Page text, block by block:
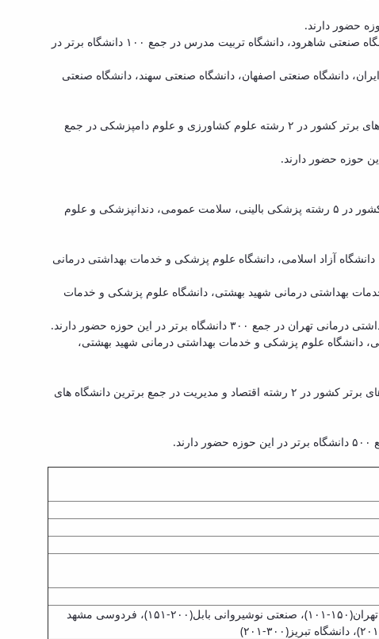
در رشته مهندسی معدن، دانشگاه تهران، دانشگاه آزاد اسلامی، دانشگاه صنعتی امیرکبیر، دانشگاه صنعتی اصفهان، دانشگاه باهنر کرمان، دانشگاه صنعتی شاهرود، دانشگاه تربیت مدرس در جمع ۱۰۰ دانشگاه برتر در
دانشگاه صنعتی اصفهان، دانشگاه صنعتی سهند، دانشگاه صنعتی
سرپرست ISC گفت: در رتبه بندی موضوعی شانگهای، رتبه بندی حوزه علوم زیستی در ۴رشته صورت پذیرفته است که شاهد حضور دانشگاه های برتر کشور در ۲ رشته علوم کشاورزی و علوم دامپزشکی در جمع
وی گفت: در رتبه بندی موضوعی شانگهای، رتبه بندی حوزه علوم پزشکی در ۶ رشته صورت پذیرفته است که شاهد حضور دانشگاه های برتر کشور در ۵ رشته پزشکی بالینی، سلامت عمومی، دندانپزشکی و علوم
آزاد اسلامی، دانشگاه علوم پزشکی و خدمات بهداشتی درمانی
بهداشتی درمانی شهید بهشتی، دانشگاه علوم پزشکی و خدمات
برتر در این حوزه حضور دارند.
دانشگاه علوم پزشکی و خدمات بهداشتی درمانی شهید بهشتی،
دهقانی تاکید کرد: در رتبه بندی موضوعی شانگهای، رتبه بندی حوزه علوم پزشکی در ۱۴ رشته صورت پذیرفته است که شاهد حضور دانشگاه های برتر کشور در ۲ رشته اقتصاد و مدیریت در جمع برترین دانشگاه های
دانشگاه آزاد اسلامی(۴۷)، صنعتی امیرکبیر(۱۰۰-۷۶)، علم و صنعت ایران(۱۵۰-۱۰۱)، صنعتی شریف (۱۵۰-۱۰۱)، دانشگاه تهران(۱۵۰-۱۰۱)، صنعتی نوشیروانی بابل(۲۰۰-۱۵۱)، فردوسی مشهد